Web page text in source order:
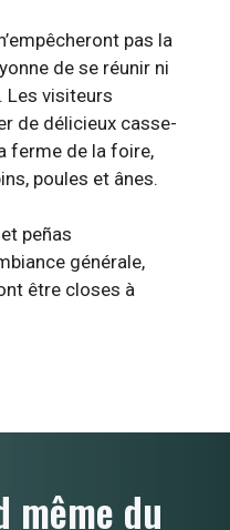
pas la
de se réunir ni
Les visiteurs
de délicieux casse-
ferme de la foire,
poules et ânes.
peñas
générale,
être closes à
même du